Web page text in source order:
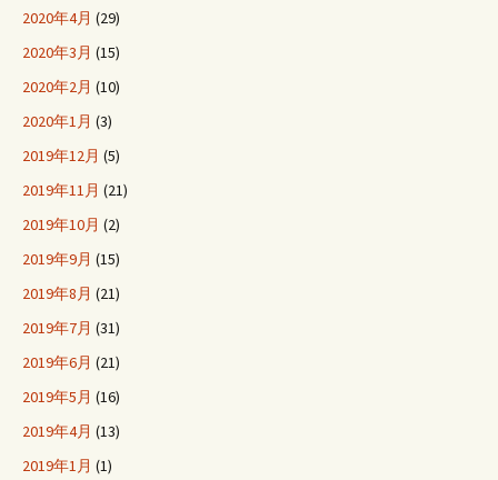
2020年4月 (29)
2020年3月 (15)
2020年2月 (10)
2020年1月 (3)
2019年12月 (5)
2019年11月 (21)
2019年10月 (2)
2019年9月 (15)
2019年8月 (21)
2019年7月 (31)
2019年6月 (21)
2019年5月 (16)
2019年4月 (13)
2019年1月 (1)